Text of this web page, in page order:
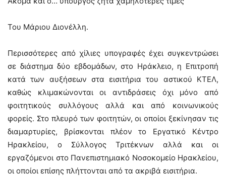
Του Μάριου Διονέλλη.
Περισσότερες από χίλιες υπογραφές έχει συγκεντρώσει
σε διάστημα δύο εβδομάδων, στο Ηράκλειο, η Επιτροπή
κατά των αυξήσεων στα εισιτήρια του αστικού ΚΤΕΛ,
καθώς κλιμακώνονται οι αντιδράσεις όχι μόνο από
φοιτητικούς συλλόγους αλλά και από κοινωνικούς
φορείς. Στο πλευρό των φοιτητών, οι οποίοι ξεκίνησαν τις
διαμαρτυρίες, βρίσκονται πλέον το Εργατικό Κέντρο
Ηρακλείου, ο Σύλλογος Τριτέκνων αλλά και οι
εργαζόμενοι στο Πανεπιστημιακό Νοσοκομείο Ηρακλείου,
οι οποίοι επίσης πλήττονται από τα ακριβά εισιτήρια.